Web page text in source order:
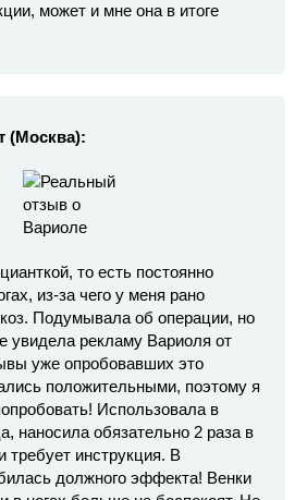
может и мне она в итоге
(Москва):
то есть постоянно
из-за чего у меня рано
Подумывала об операции, но
увидела рекламу Вариоля от
уже опробовавших это
положительными, поэтому я
Использовала в
наносила обязательно 2 раза в
требует инструкция. В
должного эффекта! Венки